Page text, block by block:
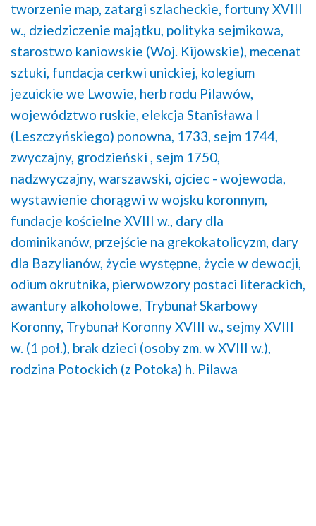
tworzenie map, zatargi szlacheckie, fortuny XVIII
w., dziedziczenie majątku, polityka sejmikowa,
starostwo kaniowskie (Woj. Kijowskie), mecenat
sztuki, fundacja cerkwi unickiej, kolegium
jezuickie we Lwowie, herb rodu Pilawów,
województwo ruskie, elekcja Stanisława I
(Leszczyńskiego) ponowna, 1733, sejm 1744,
zwyczajny, grodzieński , sejm 1750,
nadzwyczajny, warszawski, ojciec - wojewoda,
wystawienie chorągwi w wojsku koronnym,
fundacje kościelne XVIII w., dary dla
dominikanów, przejście na grekokatolicyzm, dary
dla Bazylianów, życie występne, życie w dewocji,
odium okrutnika, pierwowzory postaci literackich,
awantury alkoholowe, Trybunał Skarbowy
Koronny, Trybunał Koronny XVIII w., sejmy XVIII
w. (1 poł.), brak dzieci (osoby zm. w XVIII w.),
rodzina Potockich (z Potoka) h. Pilawa